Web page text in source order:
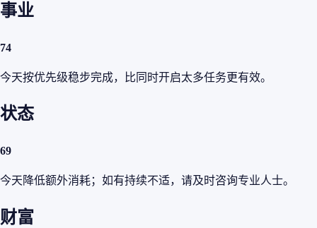
事业
74
今天按优先级稳步完成，比同时开启太多任务更有效。
状态
69
今天降低额外消耗；如有持续不适，请及时咨询专业人士。
财富